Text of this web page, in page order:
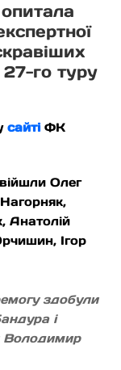
го туру
сайті ФК
Олег
Анатолій
Ігор
здобули
і
Володимир